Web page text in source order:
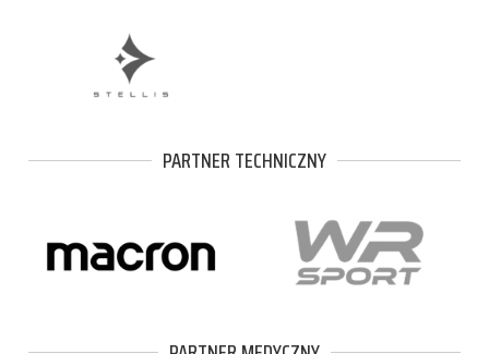
PARTNER TECHNICZNY